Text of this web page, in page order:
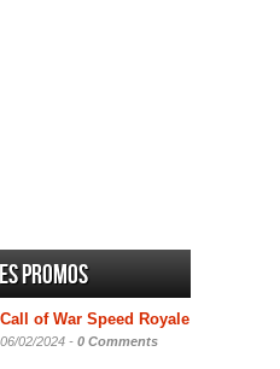
promos
Call of War Speed Royale
06/02/2024 - 0 Comments